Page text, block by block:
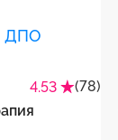
4.53
(78)